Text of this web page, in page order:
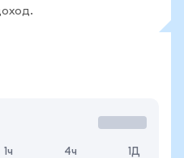
1ч 4ч 1Д